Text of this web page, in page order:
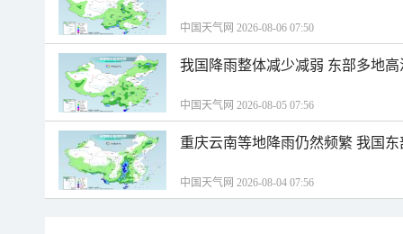
中国天气网 2026-08-06 07:50
我国降雨整体减少减弱 东部多地
中国天气网 2026-08-05 07:56
重庆云南等地降雨仍然频繁 我国
中国天气网 2026-08-04 07:56